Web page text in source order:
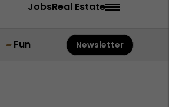
JobsReal Estate
Fun Newsletter